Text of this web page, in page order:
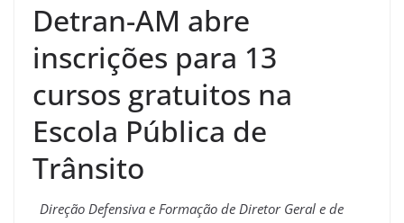
Detran-AM abre
inscrições para 13
cursos gratuitos na
Escola Pública de
Trânsito
Direção Defensiva e Formação de Diretor Geral e de